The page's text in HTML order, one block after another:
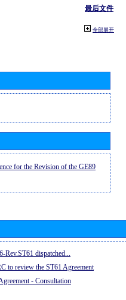
最后文件
全部展开
for the Revision of the GE89
dispatched...
to review the ST61 Agreement
- Consultation